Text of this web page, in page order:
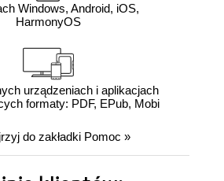
Windows, Android, iOS,
HarmonyOS
urządzeniach i aplikacjach
formaty: PDF, EPub, Mobi
do zakładki Pomoc »